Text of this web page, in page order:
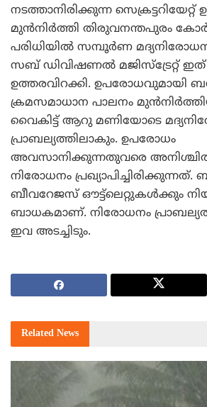
നടത്താനിരിക്കുന്ന
മുന്‍നിര്‍ത്തി തിരുവനന്തപുരം
പരിധിയില്‍ സമ്പൂര്‍ണ
സബ് ഡിവിഷണല്‍ മജിസ്ട്രേറ്റ് ഇത്
ഉത്തരവിറക്കി. ഉപരോധവുമായി
ക്രമസമാധാന പാലനം
വൈകിട്ട് ആറു മണിയോടെ
പ്രാബല്യത്തിലാകും. ഉപരോധം
അവസാനിക്കുന്നതുവരെ
നിരോധനം
ബീവറേജസ് ഔട്ട്ലെറ്റുകള്‍ക്കും
ബാധകമാണ്. നിരോധനം
ഇവ അടച്ചിടും.
Related News